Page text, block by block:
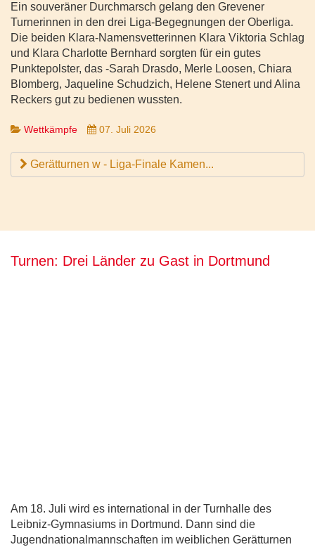
Ein souveräner Durchmarsch gelang den Grevener
Turnerinnen in den drei Liga-Begegnungen der Oberliga.
Die beiden Klara-Namensvetterinnen Klara Viktoria Schlag
und Klara Charlotte Bernhard sorgten für ein gutes
Punktepolster, das -Sarah Drasdo, Merle Loosen, Chiara
Blomberg, Jaqueline Schudzich, Helene Stenert und Alina
Reckers gut zu bedienen wussten.
Wettkämpfe 07. Juli 2026
Gerätturnen w - Liga-Finale Kamen...
Turnen: Drei Länder zu Gast in Dortmund
Am 18. Juli wird es international in der Turnhalle des
Leibniz-Gymnasiums in Dortmund. Dann sind die
Jugendnationalmannschaften im weiblichen Gerätturnen